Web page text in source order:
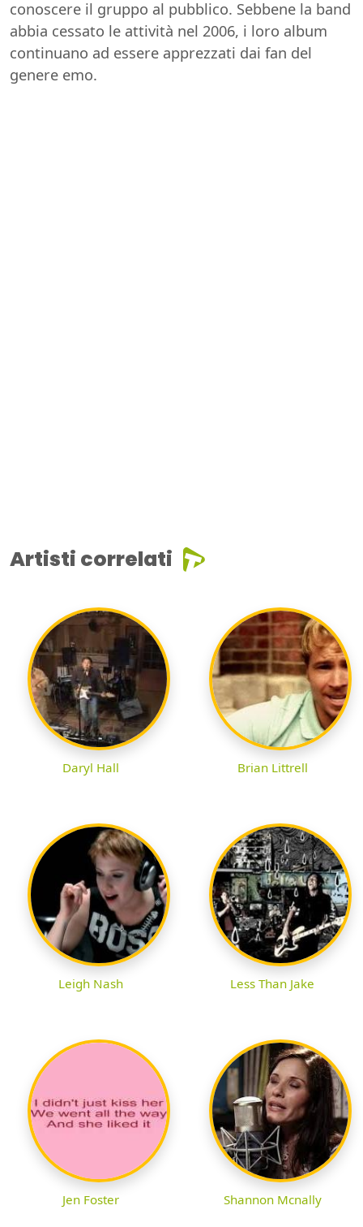
conoscere il gruppo al pubblico. Sebbene la band
abbia cessato le attività nel 2006, i loro album
continuano ad essere apprezzati dai fan del
genere emo.
Artisti correlati
Daryl Hall Brian Littrell
Leigh Nash Less Than Jake
Jen Foster Shannon Mcnally